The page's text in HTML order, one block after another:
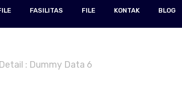
FASILITAS FILE KONTAK BLOG
: Dummy Data 6